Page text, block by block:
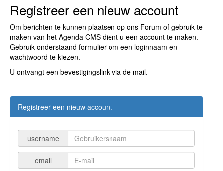
Registreer een nieuw account
Om berichten te kunnen plaatsen op ons Forum of gebruik te
maken van het Agenda CMS dient u een account te maken.
Gebruik onderstaand formulier om een loginnaam en
wachtwoord te kiezen.
U ontvangt een bevestigingslink via de mail.
Registreer een nieuw account
username
email